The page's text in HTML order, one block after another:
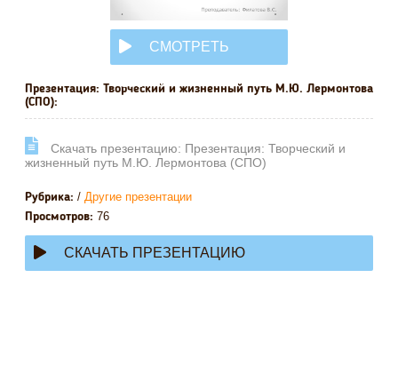
СМОТРЕТЬ
ОНЛАЙН
Презентация: Творческий и жизненный путь М.Ю. Лермонтова
(СПО):
Cкачать презентацию: Презентация: Творческий и
жизненный путь М.Ю. Лермонтова (СПО)
Рубрика: / Другие презентации
Просмотров: 76
СКАЧАТЬ ПРЕЗЕНТАЦИЮ